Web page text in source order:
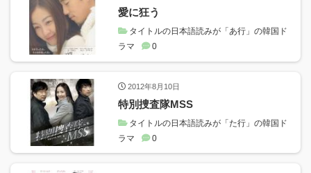
愛に狂う
タイトルの日本語読みが「あ行」の韓国ド
ラマ
0
2012年8月10日
特別捜査隊MSS
タイトルの日本語読みが「た行」の韓国ド
ラマ
0